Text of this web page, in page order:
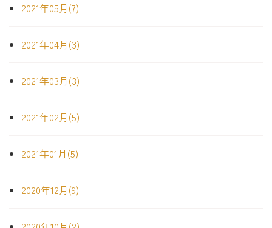
2021年05月(7)
2021年04月(3)
2021年03月(3)
2021年02月(5)
2021年01月(5)
2020年12月(9)